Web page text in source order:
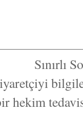
Sınırlı
hekim